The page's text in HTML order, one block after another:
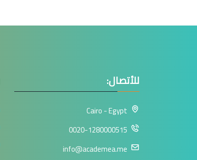
للأتصال:
Cairo - Egypt
0020-1280000515
info@academea.me